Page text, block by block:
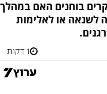
בוחנים האם במהלך
לשנאה או לאלימות
1 דקות